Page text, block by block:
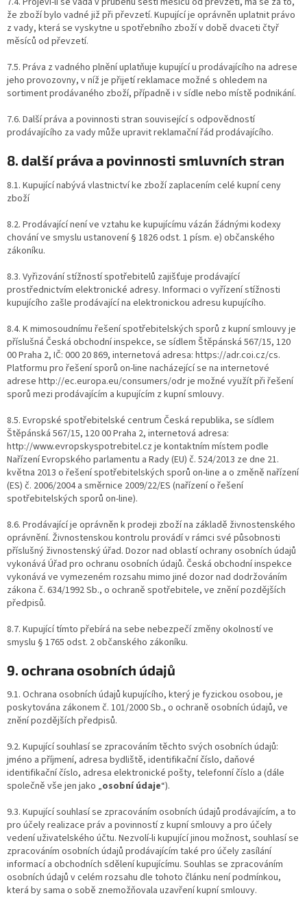
že zboží bylo vadné již při převzetí. Kupující je oprávněn uplatnit právo
z vady, která se vyskytne u spotřebního zboží v době dvaceti čtyř
měsíců od převzetí.
7.5. Práva z vadného plnění uplatňuje kupující u prodávajícího na adrese
jeho provozovny, v níž je přijetí reklamace možné s ohledem na
sortiment prodávaného zboží, případně i v sídle nebo místě podnikání.
7.6. Další práva a povinnosti stran související s odpovědností
prodávajícího za vady může upravit reklamační řád prodávajícího.
8. další práva a povinnosti smluvních stran
8.1. Kupující nabývá vlastnictví ke zboží zaplacením celé kupní ceny
zboží
8.2. Prodávající není ve vztahu ke kupujícímu vázán žádnými kodexy
chování ve smyslu ustanovení § 1826 odst. 1 písm. e) občanského
zákoníku.
8.3. Vyřizování stížností spotřebitelů zajišťuje prodávající
prostřednictvím elektronické adresy. Informaci o vyřízení stížnosti
kupujícího zašle prodávající na elektronickou adresu kupujícího.
8.4. K mimosoudnímu řešení spotřebitelských sporů z kupní smlouvy je
příslušná Česká obchodní inspekce, se sídlem Štěpánská 567/15, 120
00 Praha 2, IČ: 000 20 869, internetová adresa: https://adr.coi.cz/cs.
Platformu pro řešení sporů on-line nacházející se na internetové
adrese http://ec.europa.eu/consumers/odr je možné využít při řešení
sporů mezi prodávajícím a kupujícím z kupní smlouvy.
8.5. Evropské spotřebitelské centrum Česká republika, se sídlem
Štěpánská 567/15, 120 00 Praha 2, internetová adresa:
http://www.evropskyspotrebitel.cz je kontaktním místem podle
Nařízení Evropského parlamentu a Rady (EU) č. 524/2013 ze dne 21.
května 2013 o řešení spotřebitelských sporů on-line a o změně nařízení
(ES) č. 2006/2004 a směrnice 2009/22/ES (nařízení o řešení
spotřebitelských sporů on-line).
8.6. Prodávající je oprávněn k prodeji zboží na základě živnostenského
oprávnění. Živnostenskou kontrolu provádí v rámci své působnosti
příslušný živnostenský úřad. Dozor nad oblastí ochrany osobních údajů
vykonává Úřad pro ochranu osobních údajů. Česká obchodní inspekce
vykonává ve vymezeném rozsahu mimo jiné dozor nad dodržováním
zákona č. 634/1992 Sb., o ochraně spotřebitele, ve znění pozdějších
předpisů.
8.7. Kupující tímto přebírá na sebe nebezpečí změny okolností ve
smyslu § 1765 odst. 2 občanského zákoníku.
9. ochrana osobních údajů
9.1. Ochrana osobních údajů kupujícího, který je fyzickou osobou, je
poskytována zákonem č. 101/2000 Sb., o ochraně osobních údajů, ve
znění pozdějších předpisů.
9.2. Kupující souhlasí se zpracováním těchto svých osobních údajů:
jméno a příjmení, adresa bydliště, identifikační číslo, daňové
identifikační číslo, adresa elektronické pošty, telefonní číslo a (dále
společně vše jen jako „osobní údaje“).
9.3. Kupující souhlasí se zpracováním osobních údajů prodávajícím, a to
pro účely realizace práv a povinností z kupní smlouvy a pro účely
vedení uživatelského účtu. Nezvolí-li kupující jinou možnost, souhlasí se
zpracováním osobních údajů prodávajícím také pro účely zasílání
informací a obchodních sdělení kupujícímu. Souhlas se zpracováním
osobních údajů v celém rozsahu dle tohoto článku není podmínkou,
která by sama o sobě znemožňovala uzavření kupní smlouvy.